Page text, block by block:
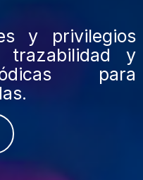
y privilegios
trazabilidad y
para